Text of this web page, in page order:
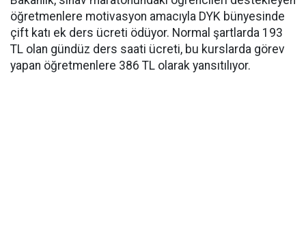
öğretmenlere motivasyon amacıyla DYK bünyesinde
çift katı ek ders ücreti ödüyor. Normal şartlarda 193
TL olan gündüz ders saati ücreti, bu kurslarda görev
yapan öğretmenlere 386 TL olarak yansıtılıyor.